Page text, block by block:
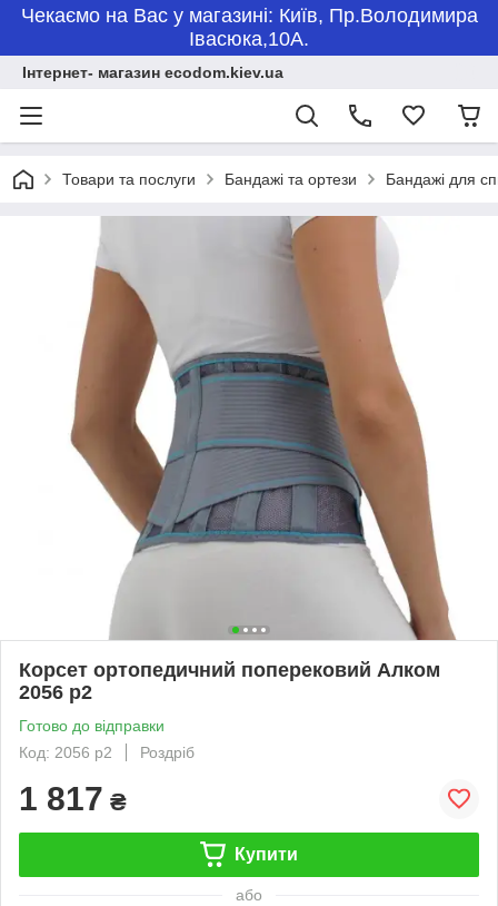
Чекаємо на Вас у магазині: Київ, Пр.Володимира
Івасюка,10А.
Інтернет- магазин ecodom.kiev.ua
Товари та послуги Бандажі та ортези Бандажі для
Корсет ортопедичний поперековий Алком
2056 р2
Готово до відправки
Код: 2056 р2
Роздріб
1 817 ₴
Купити
або